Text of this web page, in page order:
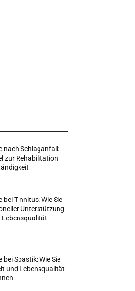
nach Schlaganfall:
zur Rehabilitation
bei Tinnitus: Wie Sie
Unterstützung
Lebensqualität
bei Spastik: Wie Sie
und Lebensqualität